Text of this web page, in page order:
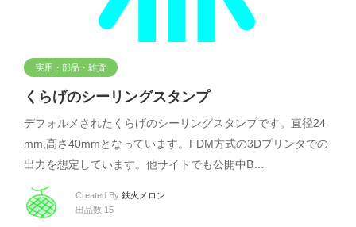
実用・部品・雑貨
くらげのシーリングスタンプ
デフォルメされたくらげのシーリングスタンプです。直径24
mm,高さ40mmとなっています。FDM方式の3Dプリンタでの
出力を想定しています。他サイトでも公開中B…
Created By 鉄火メロン
出品数 15